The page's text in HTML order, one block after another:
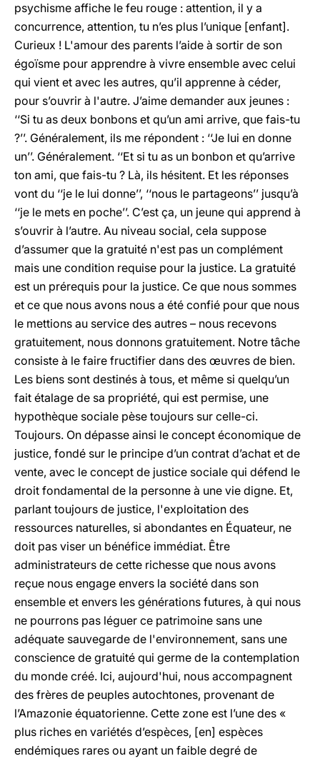
psychisme affiche le feu rouge : attention, il y a
concurrence, attention, tu n’es plus l’unique [enfant].
Curieux ! L'amour des parents l’aide à sortir de son
égoïsme pour apprendre à vivre ensemble avec celui
qui vient et avec les autres, qu’il apprenne à céder,
pour s’ouvrir à l'autre. J’aime demander aux jeunes :
‘‘Si tu as deux bonbons et qu’un ami arrive, que fais-tu
?’’. Généralement, ils me répondent : ‘‘Je lui en donne
un’’. Généralement. ‘‘Et si tu as un bonbon et qu’arrive
ton ami, que fais-tu ? Là, ils hésitent. Et les réponses
vont du ‘‘je le lui donne’’, ‘‘nous le partageons’’ jusqu’à
‘‘je le mets en poche’’. C’est ça, un jeune qui apprend à
s’ouvrir à l’autre. Au niveau social, cela suppose
d’assumer que la gratuité n'est pas un complément
mais une condition requise pour la justice. La gratuité
est un prérequis pour la justice. Ce que nous sommes
et ce que nous avons nous a été confié pour que nous
le mettions au service des autres – nous recevons
gratuitement, nous donnons gratuitement. Notre tâche
consiste à le faire fructifier dans des œuvres de bien.
Les biens sont destinés à tous, et même si quelqu’un
fait étalage de sa propriété, qui est permise, une
hypothèque sociale pèse toujours sur celle-ci.
Toujours. On dépasse ainsi le concept économique de
justice, fondé sur le principe d’un contrat d’achat et de
vente, avec le concept de justice sociale qui défend le
droit fondamental de la personne à une vie digne. Et,
parlant toujours de justice, l'exploitation des
ressources naturelles, si abondantes en Équateur, ne
doit pas viser un bénéfice immédiat. Être
administrateurs de cette richesse que nous avons
reçue nous engage envers la société dans son
ensemble et envers les générations futures, à qui nous
ne pourrons pas léguer ce patrimoine sans une
adéquate sauvegarde de l'environnement, sans une
conscience de gratuité qui germe de la contemplation
du monde créé. Ici, aujourd'hui, nous accompagnent
des frères de peuples autochtones, provenant de
l’Amazonie équatorienne. Cette zone est l’une des «
plus riches en variétés d’espèces, [en] espèces
endémiques rares ou ayant un faible degré de